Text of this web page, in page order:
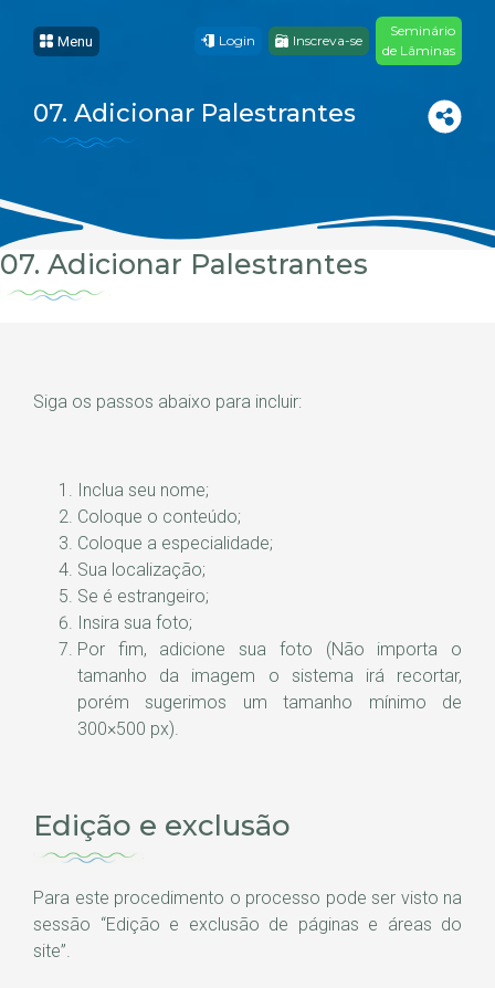
07. Adicionar Palestrantes
Menu Login Inscreva-se
Seminário
de Lâminas
07. Adicionar Palestrantes
Siga os passos abaixo para incluir:
Inclua seu nome;
Coloque o conteúdo;
Coloque a especialidade;
Sua localização;
Se é estrangeiro;
Insira sua foto;
Por fim, adicione sua foto (Não importa o
tamanho da imagem o sistema irá recortar,
porém sugerimos um tamanho mínimo de
300×500 px).
Edição e exclusão
Para este procedimento o processo pode ser visto na
sessão “Edição e exclusão de páginas e áreas do
site”.